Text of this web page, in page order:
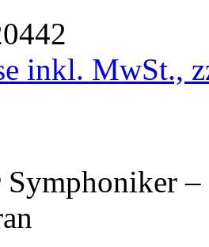
inkl. MwSt.,
Symphoniker